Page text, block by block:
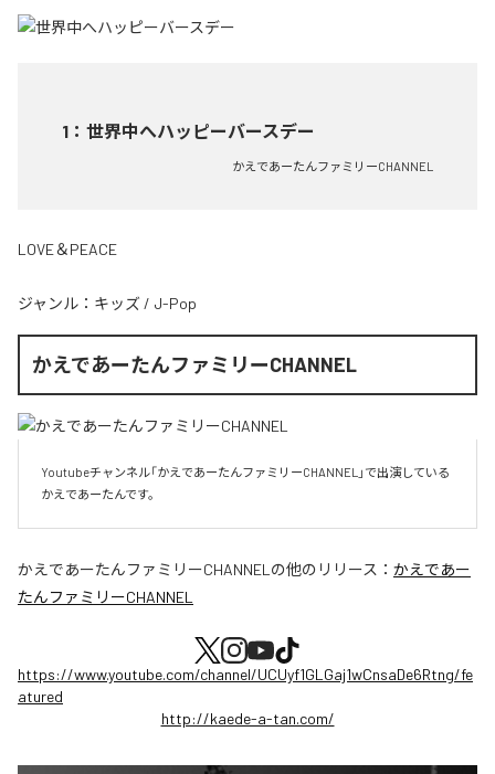
1 ： 世界中へハッピーバースデー
かえであーたんファミリーCHANNEL
LOVE＆PEACE
ジャンル： キッズ / J-Pop
かえであーたんファミリーCHANNEL
Youtubeチャンネル「かえであーたんファミリーCHANNEL」で出演している
かえであーたんです。
かえであーたんファミリーCHANNEL の他のリリース： かえであー
たんファミリーCHANNEL
https://www.youtube.com/channel/UCUyf1GLGaj1wCnsaDe6Rtng/fe
atured
http://kaede-a-tan.com/